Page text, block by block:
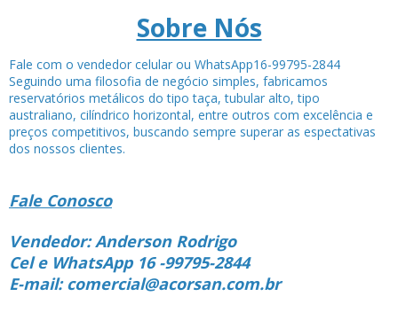
Sobre Nós
Fale com o vendedor celular ou WhatsApp16-99795-2844
Seguindo uma filosofia de negócio simples, fabricamos
reservatórios metálicos do tipo taça, tubular alto, tipo
australiano, cilíndrico horizontal, entre outros com excelência e
preços competitivos, buscando sempre superar as espectativas
dos nossos clientes.
Fale Conosco
Vendedor: Anderson Rodrigo
Cel e WhatsApp 16 -99795-2844
E-mail: comercial@acorsan.com.br